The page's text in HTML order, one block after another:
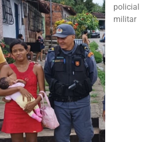
policial
militar